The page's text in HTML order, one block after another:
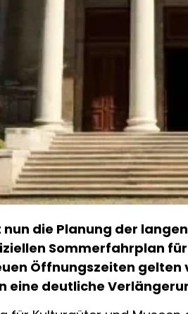
die Planung der
Sommerfahrplan
Öffnungszeiten gelten
eine deutliche